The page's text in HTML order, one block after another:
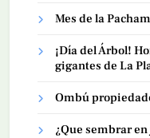
Mes de la
¡Día del Árbol!
gigantes de La
Ombú
¿Que sembrar